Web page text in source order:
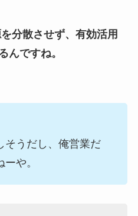
分散させず、有効活用
んですね。
そうだし、俺営業だ
や。